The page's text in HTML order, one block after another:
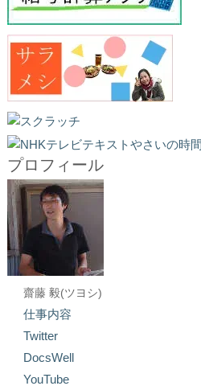
プロフィール
齋藤 毅(ツヨシ)
仕事内容
Twitter
DocsWell
YouTube